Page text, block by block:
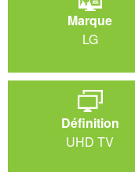
Marque
LG
Définition
UHD TV